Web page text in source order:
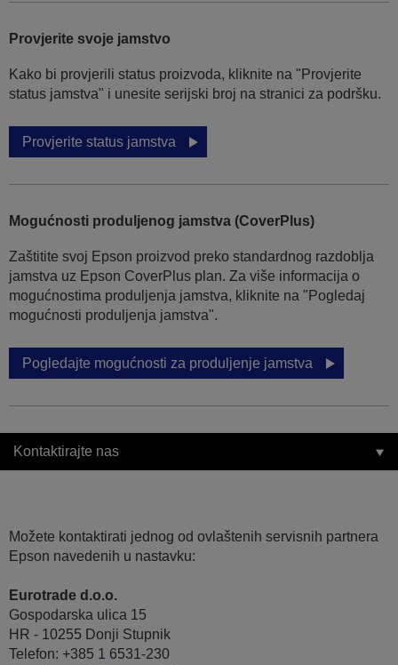
Provjerite svoje jamstvo
Kako bi provjerili status proizvoda, kliknite na "Provjerite
status jamstva" i unesite serijski broj na stranici za podršku.
Provjerite status jamstva
Mogućnosti produljenog jamstva (CoverPlus)
Zaštitite svoj Epson proizvod preko standardnog razdoblja
jamstva uz Epson CoverPlus plan. Za više informacija o
mogućnostima produljenja jamstva, kliknite na "Pogledaj
mogućnosti produljenja jamstva".
Pogledajte mogućnosti za produljenje jamstva
Kontaktirajte nas
Možete kontaktirati jednog od ovlaštenih servisnih partnera
Epson navedenih u nastavku:
Eurotrade d.o.o.
Gospodarska ulica 15
HR - 10255 Donji Stupnik
Telefon: +385 1 6531-230